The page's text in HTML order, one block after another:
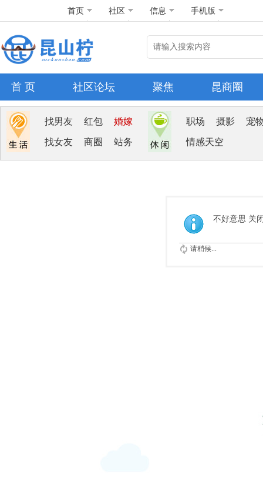
首页 社区 信息 手机版
首 页 社区论坛 聚焦 昆商圈
找男友 红包 婚嫁
找女友 商圈 站务
职场 摄影 宠
情感天空
不好意思 关
请稍候...